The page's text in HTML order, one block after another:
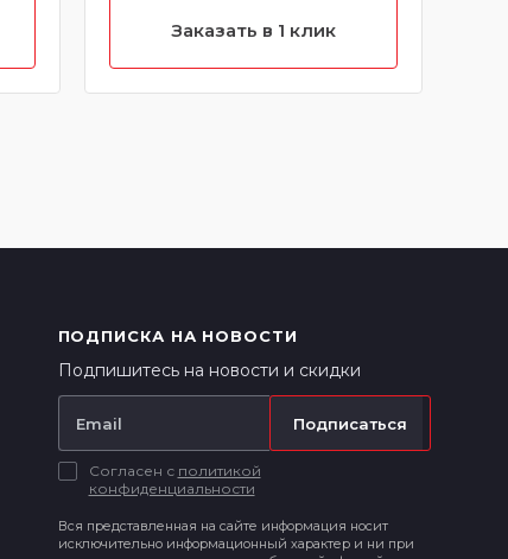
Заказать в 1 клик
ПОДПИСКА НА НОВОСТИ
Подпишитесь на новости и скидки
Подписаться
Согласен с политикой
конфиденциальности
Вся представленная на сайте информация носит
исключительно информационный характер и ни при